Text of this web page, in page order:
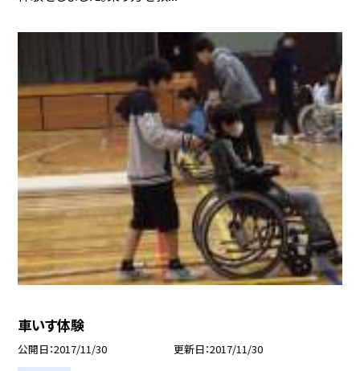
車いす体験
公開日 2017/11/30 更新日 2017/11/30